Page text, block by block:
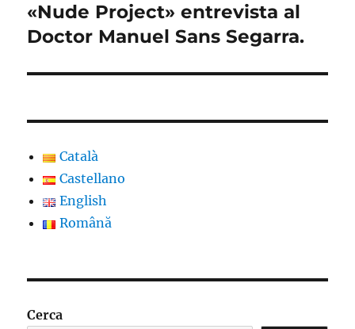
«Nude Project» entrevista al
Doctor Manuel Sans Segarra.
Català
Castellano
English
Română
Cerca